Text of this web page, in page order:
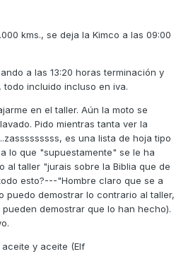
kms., se deja la Kimco a las 09:00
a las 13:20 horas terminación y
todo incluido incluso en iva.
en el taller. Aún la moto se
Pido mientras tanta ver la
es una lista de hoja tipo
lo que "supuestamente" se le ha
al taller "jurais sobre la Biblia que de
esto?---"Hombre claro que se a
puedo demostrar lo contrario al taller,
demostrar que lo han hecho).
y aceite (Elf